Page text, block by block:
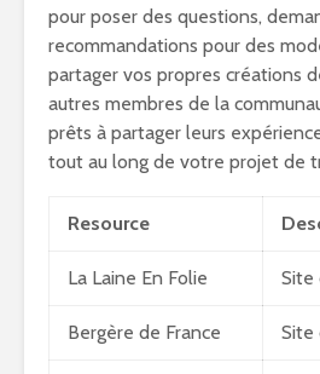
pour poser des questions,
recommandations pour des
partager vos propres créations
autres membres de la
prêts à partager leurs
tout au long de votre projet de
Resource
La Laine En Folie Site
Bergère de France Site